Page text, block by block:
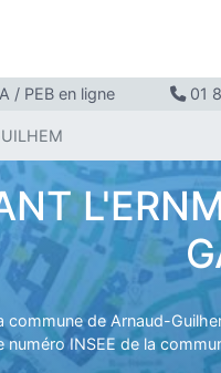
/ PEB en ligne 01
commune de Arnaud-
numéro INSEE de la